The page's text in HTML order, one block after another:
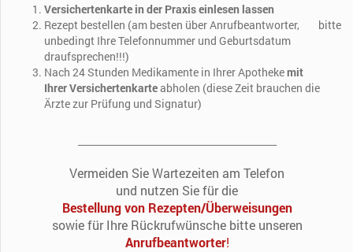
Versichertenkarte in der Praxis einlesen lassen
Rezept bestellen (am besten über Anrufbeantworter, bitte
unbedingt Ihre Telefonnummer und Geburtsdatum
draufsprechen!!!)
Nach 24 Stunden Medikamente in Ihrer Apothekemit
Ihrer Versichertenkarteabholen (diese Zeit brauchen die
Ärzte zur Prüfung und Signatur)
Vermeiden Sie Wartezeiten am Telefon
und nutzen Siefür die
Bestellung von Rezepten/Überweisungen
sowie für Ihre Rückrufwünsche bitte unseren
Anrufbeantworter!